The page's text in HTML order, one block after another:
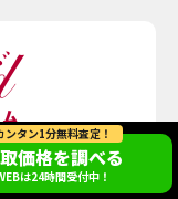
ンタン1分無料査定！
価格を調べる
は24時間受付中！